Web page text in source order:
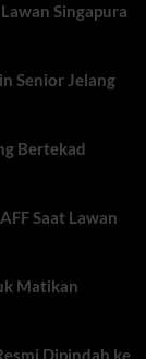
Singapura
Senior Jelang
Bertekad
Saat Lawan
Matikan
Dipindah ke